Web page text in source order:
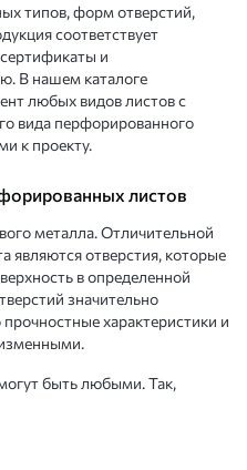
типов, форм отверстий,
соответствует
и
В нашем каталоге
любых видов листов с
вида перфорированного
к проекту.
листов
металла. Отличительной
являются отверстия, которые
в определенной
значительно
характеристики и
быть любыми. Так,
обладает более высокой
при изготовлении